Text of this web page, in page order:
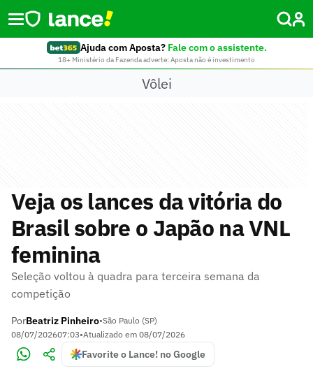
Ajuda com Aposta? Fale com o assistente.
18+ Ministério da Fazenda adverte: Aposta não é investimento
Vôlei
Veja os lances da vitória do
Brasil sobre o Japão na VNL
feminina
Seleção voltou à quadra para terceira semana da
competição
PorBeatriz Pinheiro•São Paulo (SP)
08/07/202607:03•Atualizado em 08/07/2026
Favorite o Lance! no Google